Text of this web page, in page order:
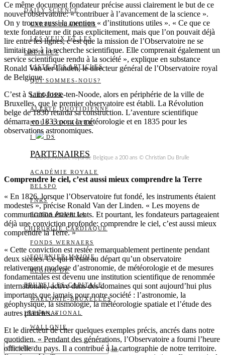
DAILY SCIENCE
CARTES BLANCHES
LES YEUX ET LES
OREILLES
LISTE DES ARTICLES
QUI SOMMES-NOUS?
L’ÉQUIPE
ALERTE QUOTIDIENNE
NOUS CONTACTER
I DS
PARTENAIRES
ACADÉMIE ROYALE
BELSPO
FNRS
FONDS POUR LA
CHIRURGIE CARDIAQUE
FONDS WERNAERS
FOURNIER-MAJOIE
RÉGION DE
BRUXELLES-CAPITALE
WALLONIE-BRUXELLES
INTERNATIONAL
WALLONIE
Ce même document fondateur précise aussi clairement le but de ce
nouvel observatoire: « contribuer à l’avancement de la science ».
On y trouve aussi la mention « d’institutions utiles ». « Ce que ce
texte fondateur ne dit pas explicitement, mais que l’on pouvait déjà
lire entre les lignes, c’est que la mission de l’Observatoire ne se
limitait pas à la recherche scientifique. Elle comprenait également un
service scientifique rendu à la société », explique en substance
Ronald Van der Linden, le directeur général de l’Observatoire royal
de Belgique.
C’est à Saint-Josse-ten-Noode, alors en périphérie de la ville de
Bruxelles, que le premier observatoire est établi. La Révolution
belge de 1830 retarda sa construction. L’aventure scientifique
démarra en 1833 pour la météorologie et en 1835 pour les
observations astronomiques.
L’Observatoire royal de Belgique a 200 ans © Christian Du Brulle
Comprendre le ciel, c’est aussi mieux comprendre la Terre
« En 1826, lorsque l’Observatoire fut fondé, les instruments étaient
modestes », précise Ronald Van der Linden. « Les moyens de
communication étaient lents. Et pourtant, les fondateurs partageaient
déjà une conviction profonde: comprendre le ciel, c’est aussi mieux
comprendre la Terre. »
« Cette conviction est restée remarquablement pertinente pendant
deux siècles. Ce qui n’était au départ qu’un observatoire
relativement modeste d’astronomie, de météorologie et de mesures
fondamentales est devenu une institution scientifique de renommée
internationale, active dans des domaines qui sont aujourd’hui plus
importants que jamais pour notre société : l’astronomie, la
géophysique, la sismologie, la météorologie spatiale et l’étude des
autres planètes. »
Et le directeur de citer quelques exemples précis, ancrés dans notre
quotidien. « Pendant des générations, l’Observatoire a fourni l’heure
officielle du pays. Il a contribué à la cartographie de notre territoire.